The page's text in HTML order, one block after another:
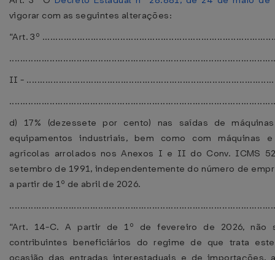
vigorar com as seguintes alterações:
“Art. 3º
II -
d) 17% (dezessete por cento) nas saídas de
equipamentos industriais, bem como com máquinas
agrícolas arrolados nos Anexos I e II do Conv. ICMS
setembro de 1991, independentemente do número de
a partir de 1º de abril de 2026.
“Art. 14-C. A partir de 1º de fevereiro de 2026, não
contribuintes beneficiários do regime de que trata